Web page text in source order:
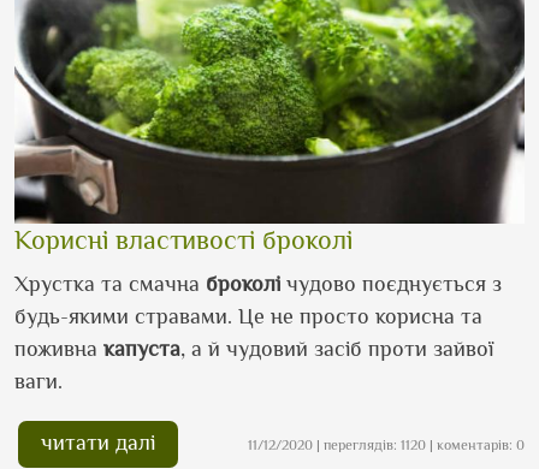
Корисні властивості броколі
Хрустка та смачна броколі чудово поєднується з
будь-якими стравами. Це не просто корисна та
поживна капуста, а й чудовий засіб проти зайвої
ваги.
читати далі 11/12/2020 | переглядів: 1120 | коментарів: 0